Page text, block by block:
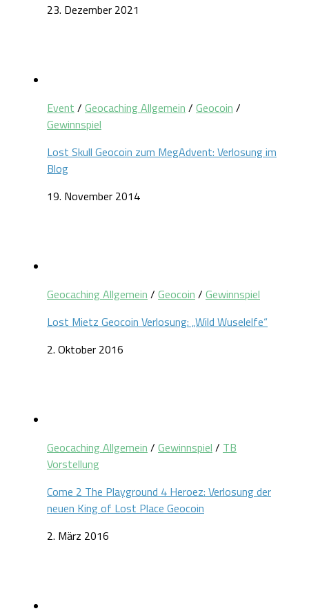
23. Dezember 2021
Event / Geocaching Allgemein / Geocoin /
Gewinnspiel
Lost Skull Geocoin zum MegAdvent: Verlosung im
Blog
19. November 2014
Geocaching Allgemein / Geocoin / Gewinnspiel
Lost Mietz Geocoin Verlosung: „Wild Wuselelfe“
2. Oktober 2016
Geocaching Allgemein / Gewinnspiel / TB
Vorstellung
Come 2 The Playground 4 Heroez: Verlosung der
neuen King of Lost Place Geocoin
2. März 2016